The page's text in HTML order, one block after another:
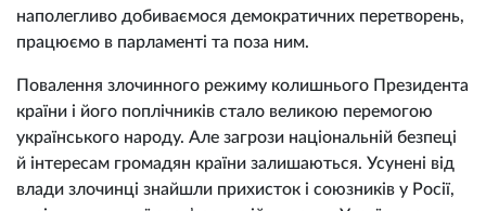
наполегливо добиваємося демократичних перетворень,
працюємо в парламенті та поза ним.
Повалення злочинного режиму колишнього Президента
країни і його поплічників стало великою перемогою
українського народу. Але загрози національній безпеці
й інтересам громадян країни залишаються. Усунені від
влади злочинці знайшли прихисток і союзників у Росії,